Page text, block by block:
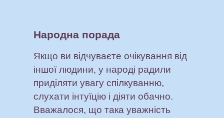
Народна порада
Якщо ви відчуваєте очікування від
іншої людини, у народі радили
приділяти увагу спілкуванню,
слухати інтуїцію і діяти обачно.
Вважалося, що така уважність